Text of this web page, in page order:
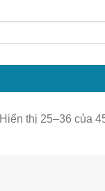
Hiển thị 25–36 của